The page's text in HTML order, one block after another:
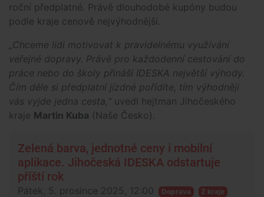
roční předplatné. Právě dlouhodobé kupóny budou
podle kraje cenově nejvýhodnější.
„Chceme lidi motivovat k pravidelnému využívání
veřejné dopravy. Právě pro každodenní cestování do
práce nebo do školy přináší IDESKA největší výhody.
Čím déle si předplatní jízdné pořídíte, tím výhodněji
vás vyjde jedna cesta,“ uvedl hejtman Jihočeského
kraje Martin Kuba (Naše Česko).
Zelená barva, jednotné ceny i mobilní
aplikace. Jihočeská IDESKA odstartuje
příští rok
Pátek, 5. prosince 2025, 12:00 Doprava Z kraje